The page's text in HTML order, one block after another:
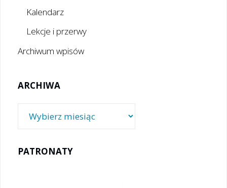
Kalendarz
Lekcje i przerwy
Archiwum wpisów
ARCHIWA
PATRONATY